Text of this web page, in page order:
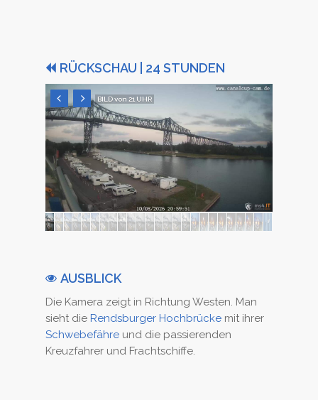
RÜCKSCHAU | 24 STUNDEN
BILD von 21 UHR
AUSBLICK
Die Kamera zeigt in Richtung Westen. Man
sieht die Rendsburger Hochbrücke mit ihrer
Schwebefähre und die passierenden
Kreuzfahrer und Frachtschiffe.